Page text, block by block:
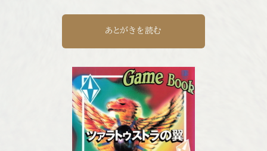
あとがきを読む